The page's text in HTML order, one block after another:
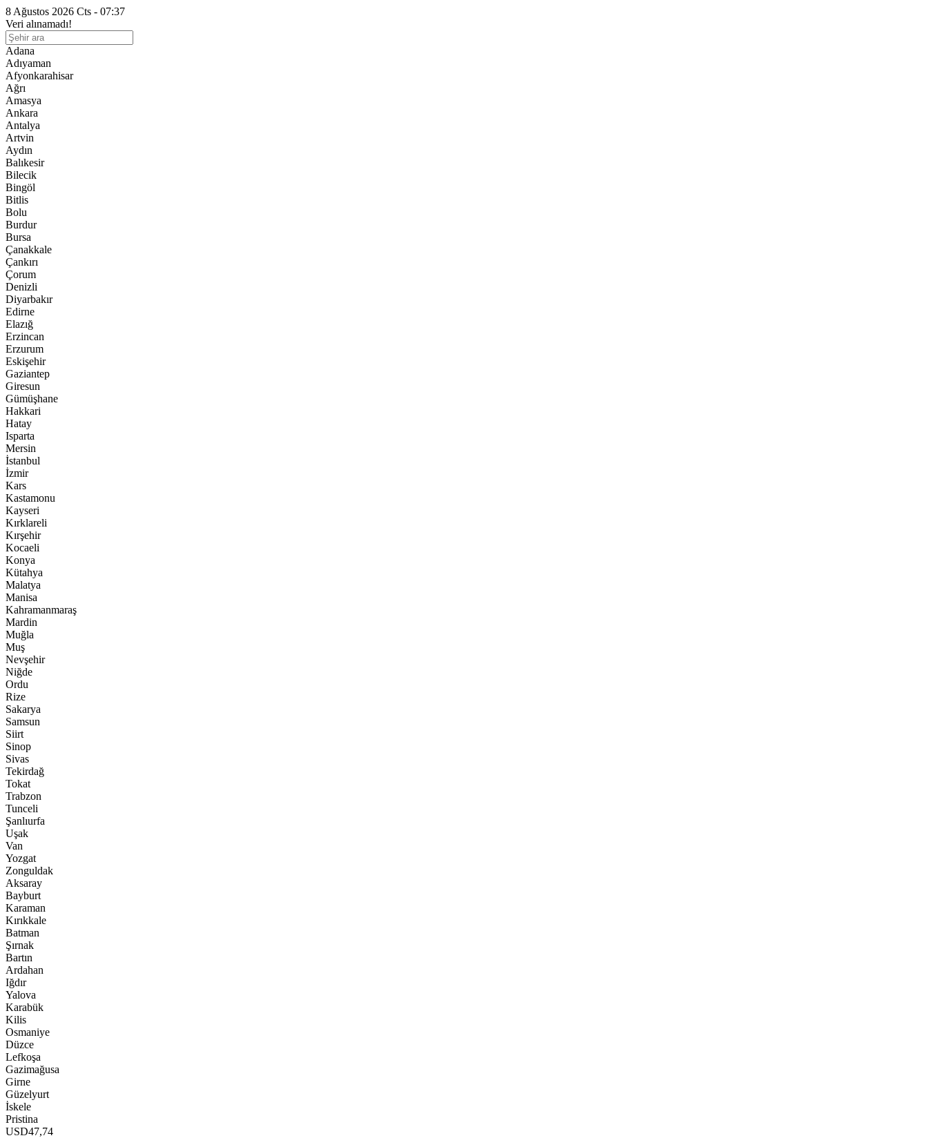
8 Ağustos 2026 Cts - 07:37
Veri alınamadı!
Adana
Adıyaman
Afyonkarahisar
Ağrı
Amasya
Ankara
Antalya
Artvin
Aydın
Balıkesir
Bilecik
Bingöl
Bitlis
Bolu
Burdur
Bursa
Çanakkale
Çankırı
Çorum
Denizli
Diyarbakır
Edirne
Elazığ
Erzincan
Erzurum
Eskişehir
Gaziantep
Giresun
Gümüşhane
Hakkari
Hatay
Isparta
Mersin
İstanbul
İzmir
Kars
Kastamonu
Kayseri
Kırklareli
Kırşehir
Kocaeli
Konya
Kütahya
Malatya
Manisa
Kahramanmaraş
Mardin
Muğla
Muş
Nevşehir
Niğde
Ordu
Rize
Sakarya
Samsun
Siirt
Sinop
Sivas
Tekirdağ
Tokat
Trabzon
Tunceli
Şanlıurfa
Uşak
Van
Yozgat
Zonguldak
Aksaray
Bayburt
Karaman
Kırıkkale
Batman
Şırnak
Bartın
Ardahan
Iğdır
Yalova
Karabük
Kilis
Osmaniye
Düzce
Lefkoşa
Gazimağusa
Girne
Güzelyurt
İskele
Pristina
USD47,74